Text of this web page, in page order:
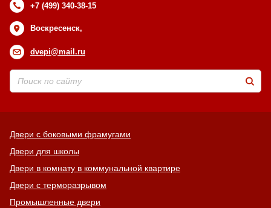
+7 (499) 340-38-15
Воскресенск,
dvepi@mail.ru
Двери с боковыми фрамугами
Двери для школы
Двери в комнату в коммунальной квартире
Двери с терморазрывом
Промышленные двери